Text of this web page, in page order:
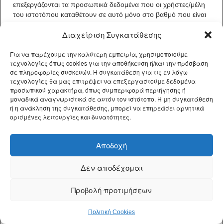
Διαχείριση Συγκατάθεσης
Για να παρέχουμε την καλύτερη εμπειρία, χρησιμοποιούμε
τεχνολογίες όπως cookies για την αποθήκευση ή/και την πρόσβαση
σε πληροφορίες συσκευών. Η συγκατάθεση για τις εν λόγω
τεχνολογίες θα μας επιτρέψει να επεξεργαστούμε δεδομένα
προσωπικού χαρακτήρα, όπως συμπεριφορά περιήγησης ή
μοναδικά αναγνωριστικά σε αυτόν τον ιστότοπο. Η μη συγκατάθεση
ή η ανάκληση της συγκατάθεσης, μπορεί να επηρεάσει αρνητικά
ορισμένες λειτουργίες και δυνατότητες.
Αποδοχή
Δεν αποδέχομαι
Προβολή προτιμήσεων
Πολιτική Cookies
επεξεργάζονται τα προσωπικά δεδομένα που οι χρήστες/μέλη
του ιστοτόπου καταθέτουν σε αυτό μόνο στο βαθμό που είναι
του νόμου και προς τις αρμόδιες και μόνο αρχές.
Ο ιστότοπος δύναται να αποκαλύψει τις προσωπικές
πληροφορίες των χρηστών σε οποιονδήποτε υπάλληλο,
διοικητικό στέλεχος, ασφαλιστή, επαγγελματικό σύμβουλο,
πράκτορα, προμηθευτή ή υπεργολάβο, στο βαθμό που είναι
ευλόγως απαραίτητο για τους σκοπούς που ορίζονται στην
πληροφορίες των χρηστών σε οποιοδήποτε μέλος του Ομίλου
των εταιρειών που ανήκει (δηλαδή των θυγατρικών, της
μητρικής εταιρείας και όλων των θυγατρικών της) στο βαθμό
ορίζονται στην παρούσα Πολιτική.